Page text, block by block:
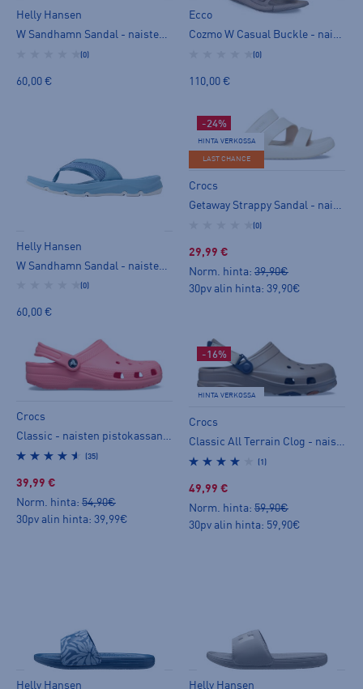
Helly Hansen
W Sandhamn Sandal - naisten varvassandaalit
(0)
60,00 €
Ecco
Cozmo W Casual Buckle - naisten pistokassandaalit
(0)
110,00 €
Helly Hansen
(0)
60,00 €
-24%
HINTA VERKOSSA
LAST CHANCE
Crocs
Getaway Strappy Sandal - naisten pistokassandaalit
(0)
29,99 €
Norm. hinta: 39,90€
30pv alin hinta: 39,90€
Crocs
Classic - naisten pistokassandaalit
(35)
39,99 €
Norm. hinta: 54,90€
30pv alin hinta: 39,99€
-16%
HINTA VERKOSSA
Crocs
Classic All Terrain Clog - naisten pistokassandaalit
(1)
49,99 €
Norm. hinta: 59,90€
30pv alin hinta: 59,90€
Helly Hansen Helly Hansen